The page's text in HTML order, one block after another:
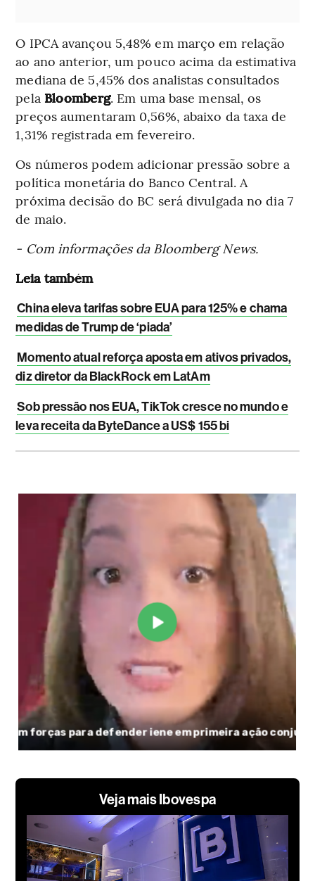
O IPCA avançou 5,48% em março em relação
ao ano anterior, um pouco acima da estimativa
mediana de 5,45% dos analistas consultados
pela Bloomberg. Em uma base mensal, os
preços aumentaram 0,56%, abaixo da taxa de
1,31% registrada em fevereiro.
Os números podem adicionar pressão sobre a
política monetária do Banco Central. A
próxima decisão do BC será divulgada no dia 7
de maio.
- Com informações da Bloomberg News.
Leia também
China eleva tarifas sobre EUA para 125% e chama
medidas de Trump de ‘piada’
Momento atual reforça aposta em ativos privados,
diz diretor da BlackRock em LatAm
Sob pressão nos EUA, TikTok cresce no mundo e
leva receita da ByteDance a US$ 155 bi
Veja mais Ibovespa